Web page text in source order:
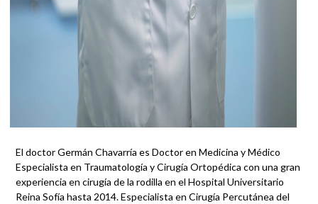
El doctor Germán Chavarría es Doctor en Medicina y Médico
Especialista en Traumatología y Cirugía Ortopédica con una gran
experiencia en cirugía de la rodilla en el Hospital Universitario
Reina Sofía hasta 2014. Especialista en Cirugía Percutánea del